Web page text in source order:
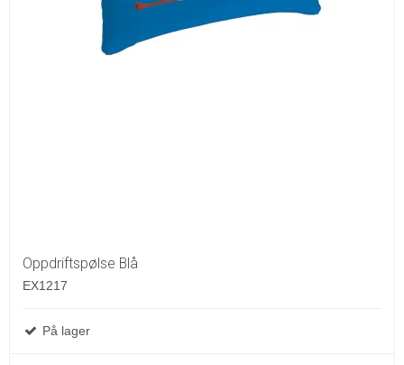
Oppdriftspølse Blå
EX1217
På lager